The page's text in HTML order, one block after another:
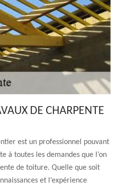
DE CHARPENTE
est un professionnel pouvant
à toutes les demandes que l’on
de toiture. Quelle que soit
et l’expérience